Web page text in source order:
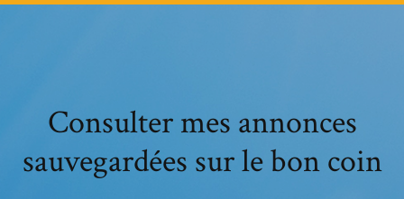
Consulter mes annonces
sauvegardées sur le bon coin